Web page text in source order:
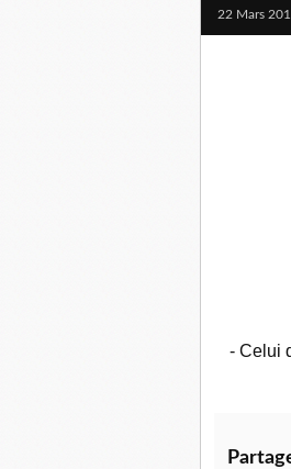
22 Mars
- Celui